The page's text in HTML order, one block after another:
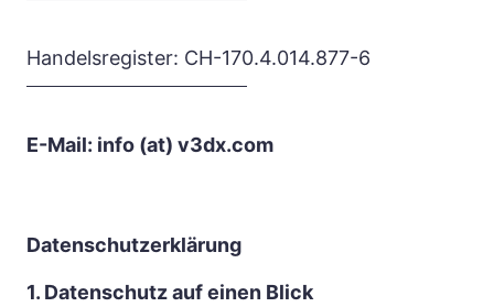
Handelsregister: CH-170.4.014.877-6
E-Mail: info (at) v3dx.com
Datenschutzerklärung
1. Datenschutz auf einen Blick